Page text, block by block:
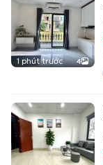
1 phút trước 4